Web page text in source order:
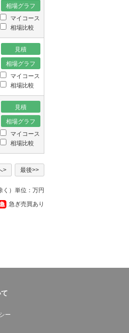
マイコース
相場比較
マイコース
相場比較
マイコース
相場比較
> 最後>>
く）単位：万円
急ぎ売買あり
ー